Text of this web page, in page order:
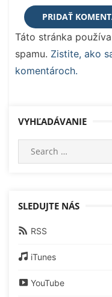
Táto stránka
spamu. Zistite, ako
komentároch.
VYHĽADÁVANIE
SLEDUJTE NÁS
RSS
iTunes
YouTube